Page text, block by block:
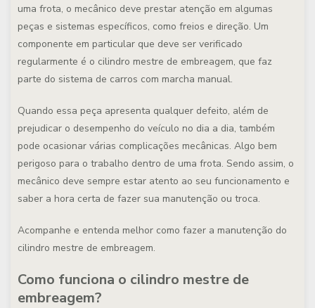
uma frota, o mecânico deve prestar atenção em algumas
peças e sistemas específicos, como freios e direção. Um
componente em particular que deve ser verificado
regularmente é o cilindro mestre de embreagem, que faz
parte do sistema de carros com marcha manual.
Quando essa peça apresenta qualquer defeito, além de
prejudicar o desempenho do veículo no dia a dia, também
pode ocasionar várias complicações mecânicas. Algo bem
perigoso para o trabalho dentro de uma frota. Sendo assim, o
mecânico deve sempre estar atento ao seu funcionamento e
saber a hora certa de fazer sua manutenção ou troca.
Acompanhe e entenda melhor como fazer a manutenção do
cilindro mestre de embreagem.
Como funciona o cilindro mestre de
embreagem?